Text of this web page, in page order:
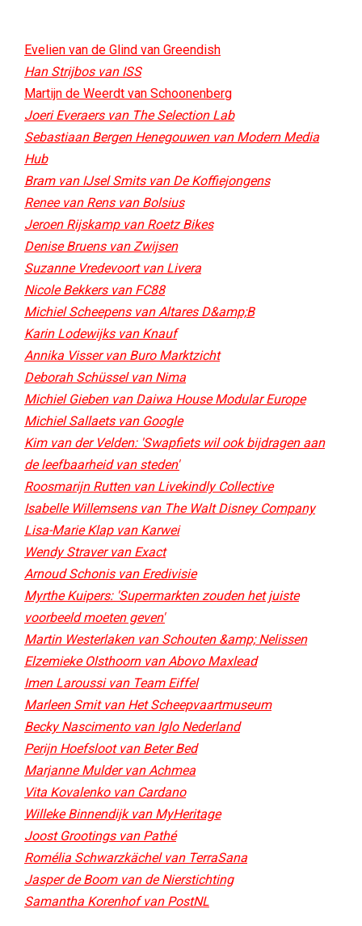
Evelien van de Glind van Greendish
Han Strijbos van ISS
Martijn de Weerdt van Schoonenberg
Joeri Everaers van The Selection Lab
Sebastiaan Bergen Henegouwen van Modern Media
Hub
Bram van IJsel Smits van De Koffiejongens
Renee van Rens van Bolsius
Jeroen Rijskamp van Roetz Bikes
Denise Bruens van Zwijsen
Suzanne Vredevoort van Livera
Nicole Bekkers van FC88
Michiel Scheepens van Altares D&amp;B
Karin Lodewijks van Knauf
Annika Visser van Buro Marktzicht
Deborah Schüssel van Nima
Michiel Gieben van Daiwa House Modular Europe
Michiel Sallaets van Google
Kim van der Velden: 'Swapfiets wil ook bijdragen aan
de leefbaarheid van steden'
Roosmarijn Rutten van Livekindly Collective
Isabelle Willemsens van The Walt Disney Company
Lisa-Marie Klap van Karwei
Wendy Straver van Exact
Arnoud Schonis van Eredivisie
Myrthe Kuipers: 'Supermarkten zouden het juiste
voorbeeld moeten geven'
Martin Westerlaken van Schouten &amp; Nelissen
Elzemieke Olsthoorn van Abovo Maxlead
Imen Laroussi van Team Eiffel
Marleen Smit van Het Scheepvaartmuseum
Becky Nascimento van Iglo Nederland
Perijn Hoefsloot van Beter Bed​
Marjanne Mulder van Achmea
Vita Kovalenko van Cardano
Willeke Binnendijk van MyHeritage
Joost Grootings van Pathé
Romélia Schwarzkächel van TerraSana
Jasper de Boom van de Nierstichting
Samantha Korenhof van PostNL